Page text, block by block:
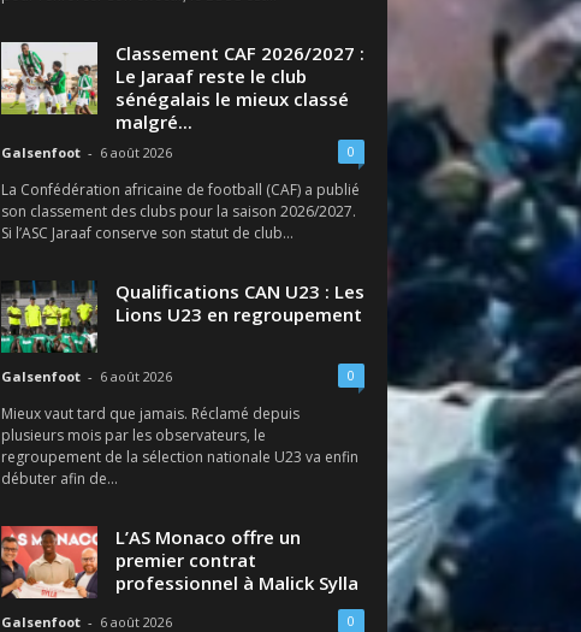
Classement CAF 2026/2027 :
Le Jaraaf reste le club
sénégalais le mieux classé
malgré...
Galsenfoot - 6 août 2026 0
La Confédération africaine de football (CAF) a publié
son classement des clubs pour la saison 2026/2027.
Si l’ASC Jaraaf conserve son statut de club...
Qualifications CAN U23 : Les
Lions U23 en regroupement
Galsenfoot - 6 août 2026 0
Mieux vaut tard que jamais. Réclamé depuis
plusieurs mois par les observateurs, le
regroupement de la sélection nationale U23 va enfin
débuter afin de...
L’AS Monaco offre un
premier contrat
professionnel à Malick Sylla
Galsenfoot - 6 août 2026 0